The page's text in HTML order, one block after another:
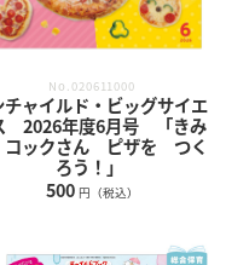
No.020611000
チャイルド・ビッグサイエ
2026年度6月号 「きみ
ックさん ピザを つく
ろう！」
500 円（税込）